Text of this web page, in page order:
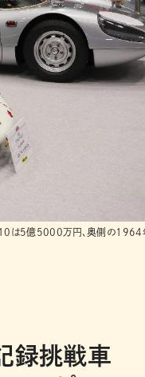
910は5億5000万円、奥側の
録挑戦車